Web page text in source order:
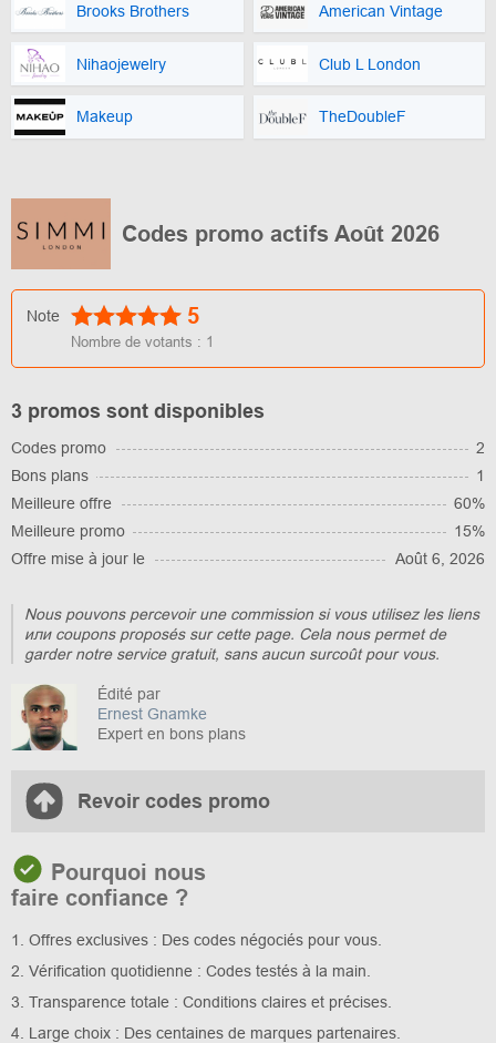
Brooks Brothers American Vintage
Nihaojewelry Club L London
Makeup TheDoubleF
Codes promo actifs Août 2026
Note 5
Nombre de votants : 1
3 promos sont disponibles
Codes promo
2
Bons plans
1
Meilleure offre
60%
Meilleure promo
15%
Offre mise à jour le
Août 6, 2026
Nous pouvons percevoir une commission si vous utilisez les liens
или coupons proposés sur cette page. Cela nous permet de
garder notre service gratuit, sans aucun surcoût pour vous.
Édité par
Ernest Gnamke
Expert en bons plans
Revoir codes promo
Pourquoi nous
faire confiance ?
1. Offres exclusives : Des codes négociés pour vous.
2. Vérification quotidienne : Codes testés à la main.
3. Transparence totale : Conditions claires et précises.
4. Large choix : Des centaines de marques partenaires.